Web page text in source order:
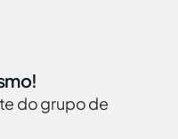
do grupo de